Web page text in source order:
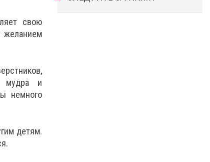
свою
желанием
мудра и
немного
детям.